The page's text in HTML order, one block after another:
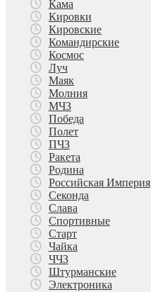
Кама
Кировки
Кировские
Командирские
Космос
Луч
Маяк
Молния
МЧЗ
Победа
Полет
ПЧЗ
Ракета
Родина
Российская Империя
Секонда
Слава
Спортивные
Старт
Чайка
ЧЧЗ
Штурманские
Электроника